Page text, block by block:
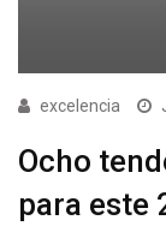
excelencia
Ocho
para este